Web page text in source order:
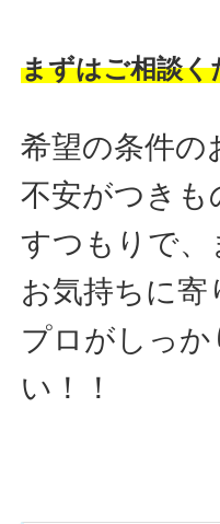
まずはご相談く
希望の条件の
不安がつきも
すつもりで
お気持ちに
プロがしっ
い！！